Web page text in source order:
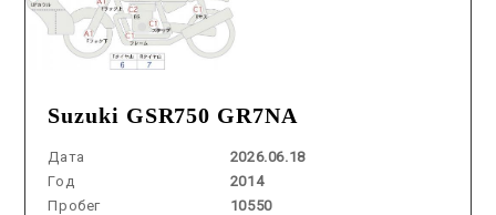
Suzuki GSR750 GR7NA
Дата
2026.06.18
Год
2014
Пробег
10550